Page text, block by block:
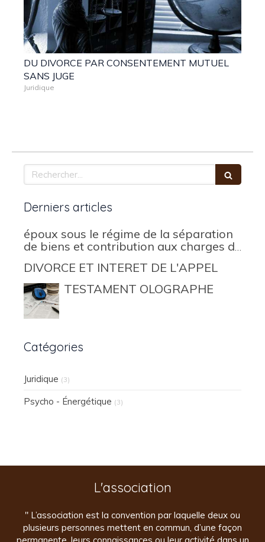
DU DIVORCE PAR CONSENTEMENT MUTUEL
SANS JUGE
Juridique
Rechercher
Derniers articles
époux sous le régime de la séparation
de biens et contribution aux charges du
DIVORCE ET INTERET DE L'APPEL
TESTAMENT OLOGRAPHE
Catégories
Juridique (3)
Psycho - Énergétique (3)
L'association
" L’association est la convention par laquelle deux ou
plusieurs personnes mettent en commun, d’une façon